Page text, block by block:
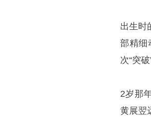
出生时
部精细
次“突
2岁那
黄展翌